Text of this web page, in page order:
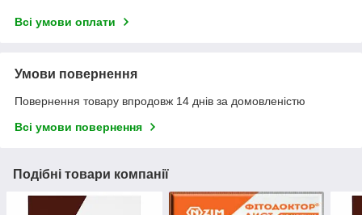
Всі умови оплати
Умови повернення
Повернення товару впродовж 14 днів за домовленістю
Всі умови повернення
Подібні товари компанії